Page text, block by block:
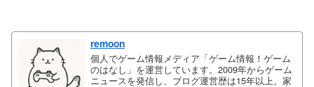
remoon
個人でゲーム情報メディア「ゲーム情報！ゲーム
のはなし」を運営しています。2009年からゲーム
ニュースを発信し、ブログ運営歴は15年以上。家